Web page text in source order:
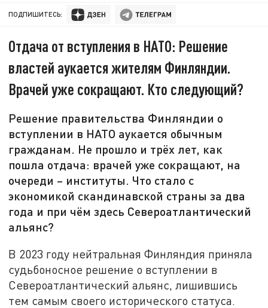
ПОДПИШИТЕСЬ:
Отдача от вступления в НАТО: Решение
властей аукается жителям Финляндии.
Врачей уже сокращают. Кто следующий?
Решение правительства Финляндии о
вступлении в НАТО аукается обычным
гражданам. Не прошло и трёх лет, как
пошла отдача: врачей уже сокращают, на
очереди – институты. Что стало с
экономикой скандинавской страны за два
года и при чём здесь Североатлантический
альянс?
В 2023 году нейтральная Финляндия приняла
судьбоносное решение о вступлении в
Североатлантический альянс, лишившись
тем самым своего исторического статуса.